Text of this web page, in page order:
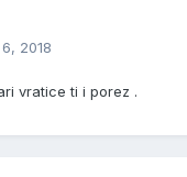
2018
vratice ti i porez .